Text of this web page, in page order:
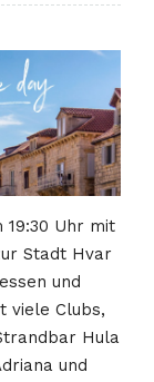
Uhr mit
Stadt Hvar
und
viele Clubs,
Hula
und